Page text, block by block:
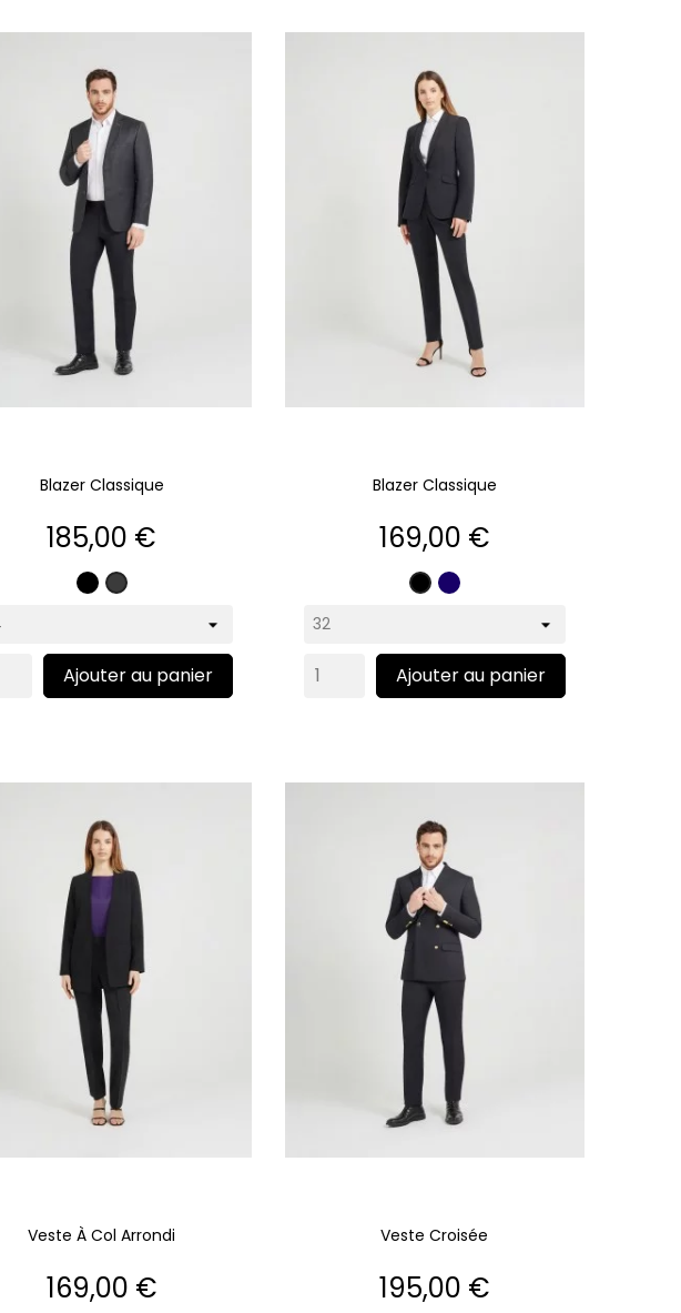
Blazer Classique
Prix
185,00 €
NoirGris
Ajouter au panier
Blazer Classique
Prix
169,00 €
NoirMarine
Ajouter au panier
Veste À Col Arrondi
Prix
169,00 €
Veste Croisée
Prix
195,00 €